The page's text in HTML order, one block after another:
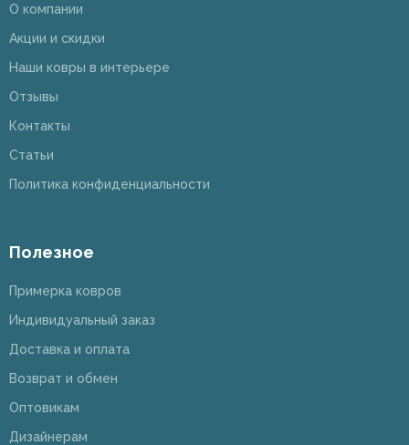
О компании
Акции и скидки
Наши ковры в интерьере
Отзывы
Контакты
Статьи
Политика конфиденциальности
Полезное
Примерка ковров
Индивидуальный заказ
Доставка и оплата
Возврат и обмен
Оптовикам
Дизайнерам